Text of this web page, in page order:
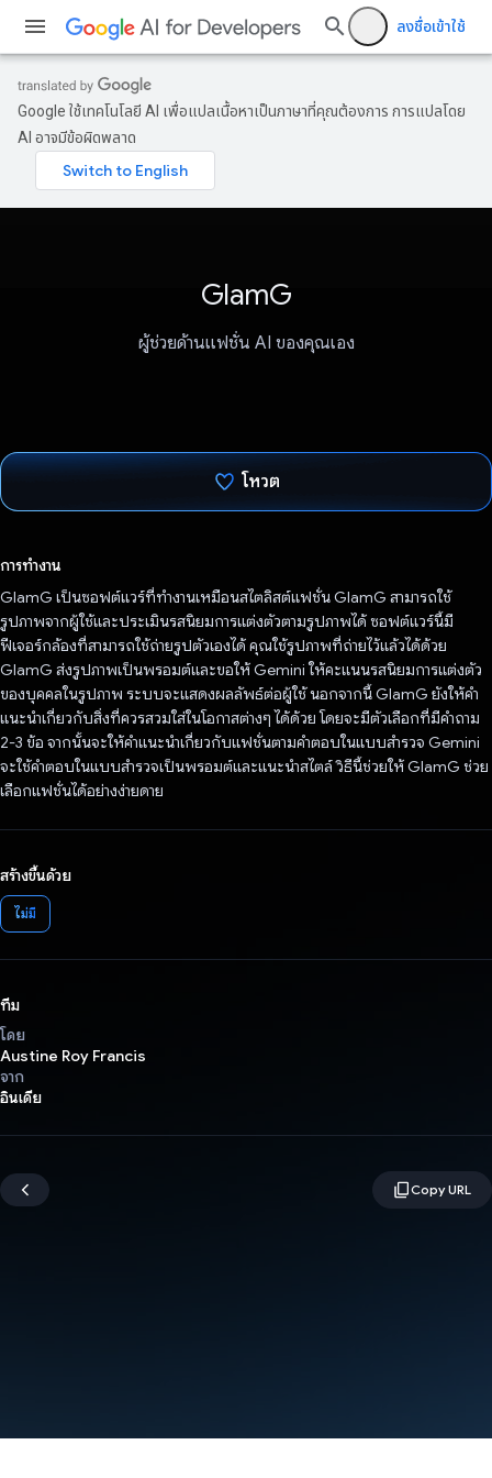
ลงชื่อเข้าใช้
Google ใช้เทคโนโลยี AI เพื่อแปลเนื้อหาเป็นภาษาที่คุณต้องการ การแปลโดย
AI อาจมีข้อผิดพลาด
GlamG
ผู้ช่วยด้านแฟชั่น AI ของคุณเอง
โหวต
การทำงาน
GlamG เป็นซอฟต์แวร์ที่ทำงานเหมือนสไตลิสต์แฟชั่น GlamG สามารถใช้
รูปภาพจากผู้ใช้และประเมินรสนิยมการแต่งตัวตามรูปภาพได้ ซอฟต์แวร์นี้มี
ฟีเจอร์กล้องที่สามารถใช้ถ่ายรูปตัวเองได้ คุณใช้รูปภาพที่ถ่ายไว้แล้วได้ด้วย
GlamG ส่งรูปภาพเป็นพรอมต์และขอให้ Gemini ให้คะแนนรสนิยมการแต่งตัว
ของบุคคลในรูปภาพ ระบบจะแสดงผลลัพธ์ต่อผู้ใช้ นอกจากนี้ GlamG ยังให้คำ
แนะนำเกี่ยวกับสิ่งที่ควรสวมใส่ในโอกาสต่างๆ ได้ด้วย โดยจะมีตัวเลือกที่มีคำถาม
2-3 ข้อ จากนั้นจะให้คำแนะนำเกี่ยวกับแฟชั่นตามคำตอบในแบบสำรวจ Gemini
จะใช้คำตอบในแบบสำรวจเป็นพรอมต์และแนะนำสไตล์ วิธีนี้ช่วยให้ GlamG ช่วย
เลือกแฟชั่นได้อย่างง่ายดาย
สร้างขึ้นด้วย
ไม่มี
ทีม
โดย
Austine Roy Francis
จาก
อินเดีย